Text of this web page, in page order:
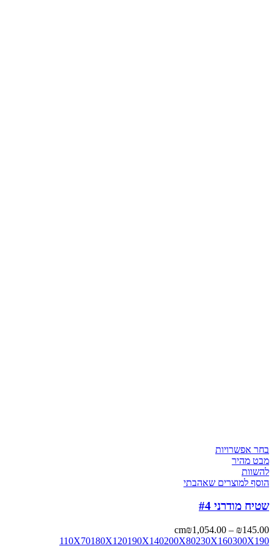
בחר אפשרויות
מבט מהיר
להשוות
הוסף למוצרים שאהבתי
שטיח מודרני #4
₪145.00
–
₪1,054.00
cm
110X70180X120190X140200X80230X160300X190